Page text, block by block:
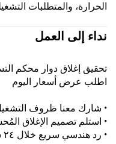
الحرارة، والمتطلبات
نداء إلى العمل
تحقيق إغلاق دوار محكم
اطلب عرض أسعار اليوم
• شارك معنا ظروف
• استلم تصميم الإغلاق
• رد هندسي سريع خلال ٢٤ ساعة